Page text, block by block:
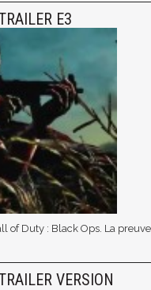
E3
of Duty : Black Ops. La preuve
VERSION